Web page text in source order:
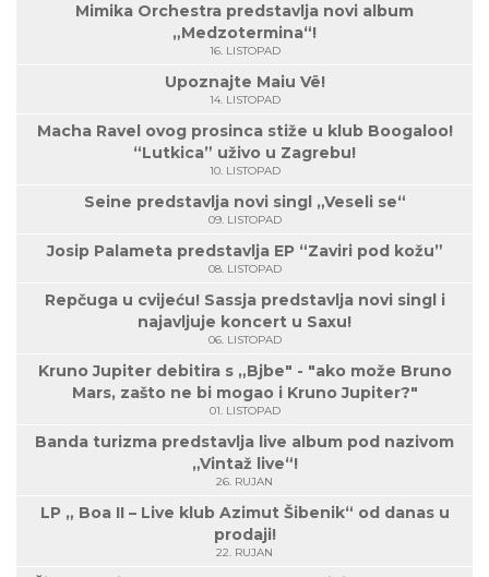
Mimika Orchestra predstavlja novi album
„Medzotermina“!
16. LISTOPAD
Upoznajte Maiu Vë!
14. LISTOPAD
Macha Ravel ovog prosinca stiže u klub Boogaloo!
“Lutkica” uživo u Zagrebu!
10. LISTOPAD
Seine predstavlja novi singl „Veseli se“
09. LISTOPAD
Josip Palameta predstavlja EP “Zaviri pod kožu”
08. LISTOPAD
Repčuga u cvijeću! Sassja predstavlja novi singl i
najavljuje koncert u Saxu!
06. LISTOPAD
Kruno Jupiter debitira s „Bjbe" - "ako može Bruno
Mars, zašto ne bi mogao i Kruno Jupiter?"
01. LISTOPAD
Banda turizma predstavlja live album pod nazivom
„Vintaž live“!
26. RUJAN
LP „ Boa II – Live klub Azimut Šibenik“ od danas u
prodaji!
22. RUJAN